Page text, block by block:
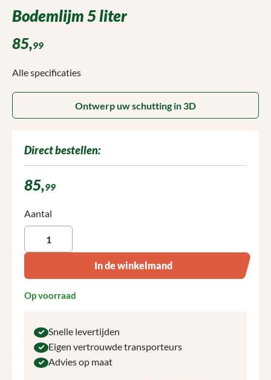
Bodemlijm 5 liter
85,99
Alle specificaties
Ontwerp uw schutting in 3D
Direct bestellen:
85,99
Producthoeveelheid: Voer de gewenste hoeveelheid in of
Aantal
In de winkelmand
Op voorraad
Snelle levertijden
Eigen vertrouwde transporteurs
Advies op maat